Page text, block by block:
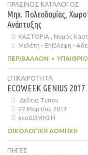
ΠΡΑΣΙΝΟΣ ΚΑΤΑΛΟΓΟΣ
Μηχ. Πολεοδομίας,
Ανάπτυξης
ΚΑΣΤΟΡΙΑ , Νομός
Μελέτη - Επίβλεψη -
ΠΕΡΙΒΆΛΛΟΝ ▪
ΕΠΙΚΑΙΡΟΤΗΤΑ
ECOWEEK GENIUS 2017
Δελτια Τυπου
22 Μαρτίου 2017
ecoΔΟΜΗΣΗ
ΟΙΚΟΛΟΓΙΚΉ ΔΌΜΗΣΗ
ΠΗΓΕΣ